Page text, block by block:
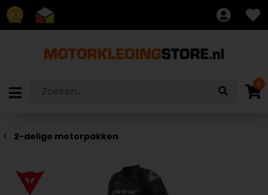
8.7
0
2-delige motorpakken